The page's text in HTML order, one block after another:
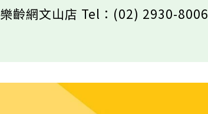
樂齡網文山店 Tel：(02) 2930-8006